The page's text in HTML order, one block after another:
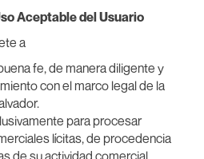
Aceptable del Usuario
a
fe, de manera diligente y
con el marco legal de la
para procesar
lícitas, de procedencia
de su actividad comercial